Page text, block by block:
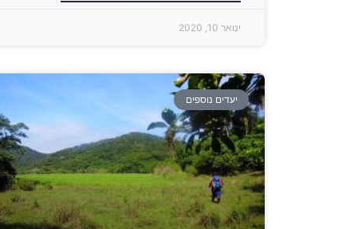
ינואר 10, 2020
יעדים נוספים